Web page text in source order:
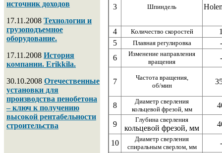
источник доходов
17.11.2008 Технологии и
грузоподъемное
оборудование.
17.11.2008 История
компании. Erikkila.
30.10.2008 Отечественные
установки для
производства пенобетона
– ключ к получению
высокой рентабельности
строительства
3 Шпиндель
4 Количество скоростей
5
Плавная регулировка
-
6
Изменение направления
вращения
-
7
Частота вращения,
об/мин
8
Диаметр сверления
кольцевой фрезой, мм
9
Глубина сверления
кольцевой фрезой, мм
10
Диаметр сверления
спиральным сверлом, мм
-